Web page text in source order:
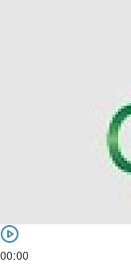
00:00